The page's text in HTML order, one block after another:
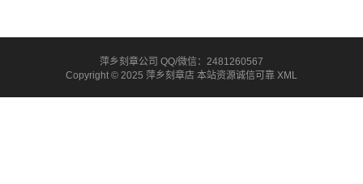
萍乡刻章公司 QQ/微信：2481260567
Copyright © 2025 萍乡刻章店 本站资源诚信可靠 XML